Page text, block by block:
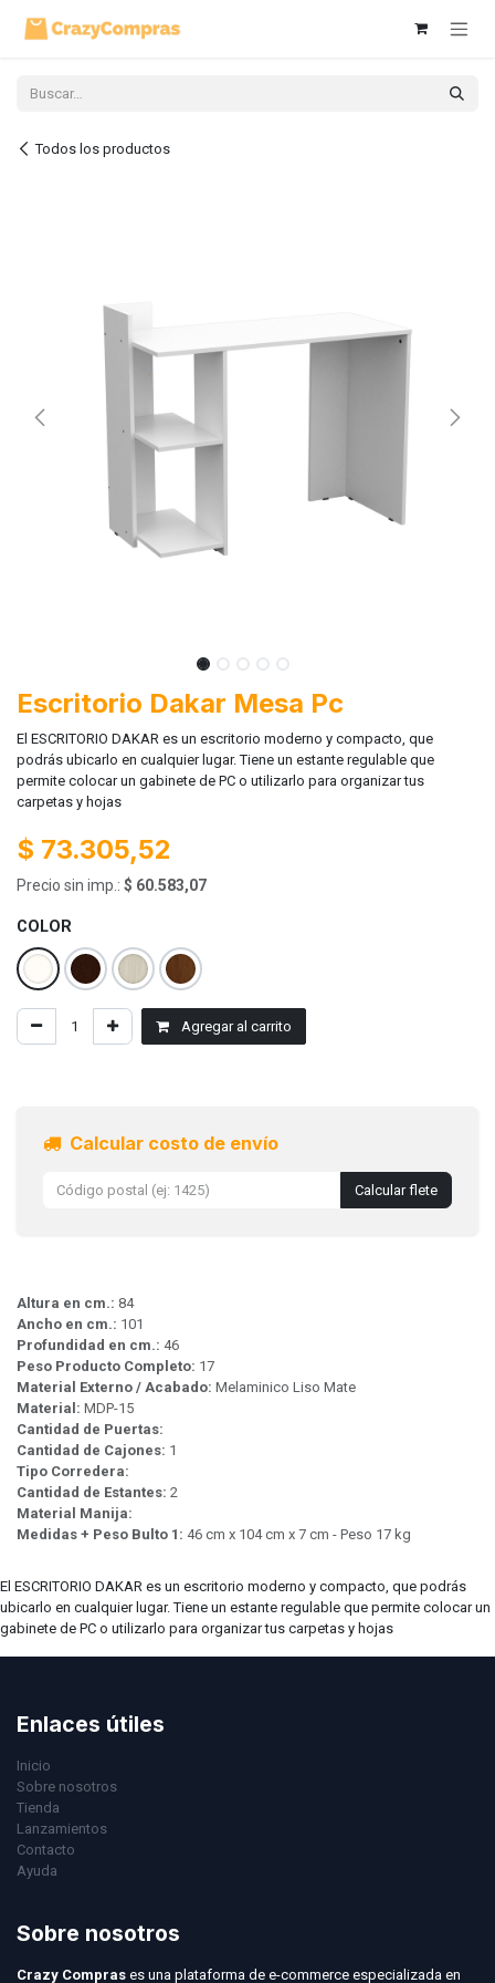
Todos los productos
Escritorio Dakar Mesa Pc
El ESCRITORIO DAKAR es un escritorio moderno y compacto, que
podrás ubicarlo en cualquier lugar. Tiene un estante regulable que
permite colocar un gabinete de PC o utilizarlo para organizar tus
carpetas y hojas
$ 73.305,52
Precio sin imp.: $ 60.583,07
COLOR
Agregar al carrito
Calcular costo de envío
Calcular flete
Altura en cm.: 84
Ancho en cm.: 101
Profundidad en cm.: 46
Peso Producto Completo: 17
Material Externo / Acabado: Melaminico Liso Mate
Material: MDP-15
Cantidad de Puertas:
Cantidad de Cajones: 1
Tipo Corredera:
Cantidad de Estantes: 2
Material Manija:
Medidas + Peso Bulto 1: 46 cm x 104 cm x 7 cm - Peso 17 kg
El ESCRITORIO DAKAR es un escritorio moderno y compacto, que podrás
ubicarlo en cualquier lugar. Tiene un estante regulable que permite colocar un
gabinete de PC o utilizarlo para organizar tus carpetas y hojas
Enlaces útiles
Inicio
Sobre nosotros
Tienda
Lanzamientos
Contacto
Ayuda
Sobre nosotros
Crazy Compras es una plataforma de e-commerce especializada en